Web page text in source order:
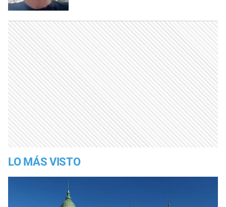
LO MÁS VISTO